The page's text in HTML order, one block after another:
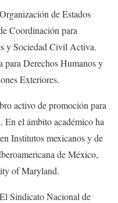
de Estados
Coordinación para
y Sociedad Civil Activa.
para Derechos Humanos y
Exteriores.
activo de promoción para
En el ámbito académico ha
Institutos mexicanos y de
de México,
of Maryland.
Sindicato Nacional de